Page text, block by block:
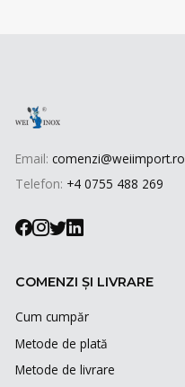
Email: comenzi@weiimport.ro
Telefon: +4 0755 488 269
COMENZI ȘI LIVRARE
Cum cumpăr
Metode de plată
Metode de livrare